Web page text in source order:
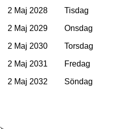
2 Maj 2028 Tisdag
2 Maj 2029 Onsdag
2 Maj 2030 Torsdag
2 Maj 2031 Fredag
2 Maj 2032 Söndag